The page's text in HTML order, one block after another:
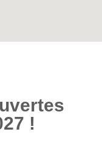
!